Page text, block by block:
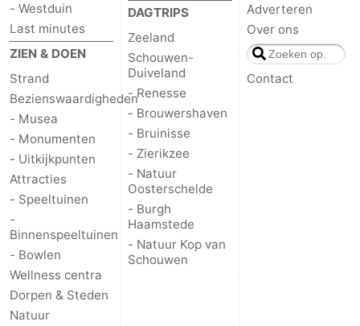
Steden
Rondleidingen
Sporten
-
Zwembaden
Fietsen
Wandelen
-
Paardrijden
-
Golfbanen
Eten
en
Ringrijden
- Westduin
Last minutes
ZIEN & DOEN
Strand
Bezienswaardigheden
- Musea
- Monumenten
- Uitkijkpunten
Attracties
- Speeltuinen
-
Binnenspeeltuinen
- Bowlen
Wellness centra
Dorpen & Steden
Natuur
DAGTRIPS
Zeeland
Schouwen-
Duiveland
- Renesse
- Brouwershaven
- Bruinisse
- Zierikzee
- Natuur
Oosterschelde
- Burgh
Haamstede
- Natuur Kop van
Schouwen
Adverteren
Over ons
Contact